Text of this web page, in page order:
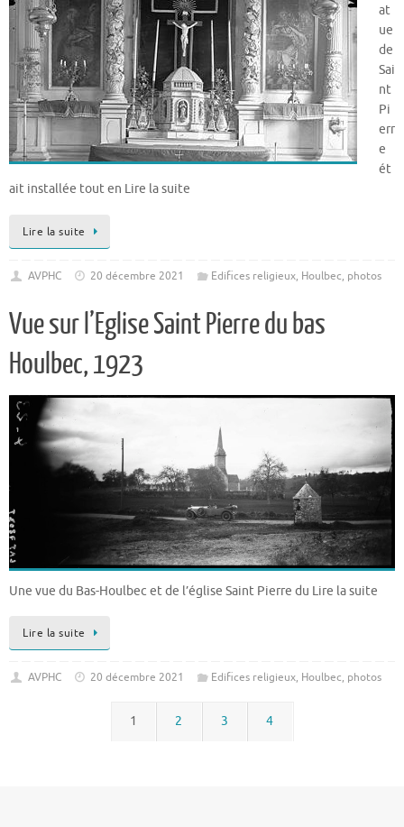
at
ue
de
Sai
nt
Pi
err
e
ét
ait installée tout en Lire la suite
Lire la suite
AVPHC 20 décembre 2021 Edifices religieux, Houlbec, photos
Vue sur l’Eglise Saint Pierre du bas
Houlbec, 1923
Une vue du Bas-Houlbec et de l’église Saint Pierre du Lire la suite
Lire la suite
AVPHC 20 décembre 2021 Edifices religieux, Houlbec, photos
1 2 3 4